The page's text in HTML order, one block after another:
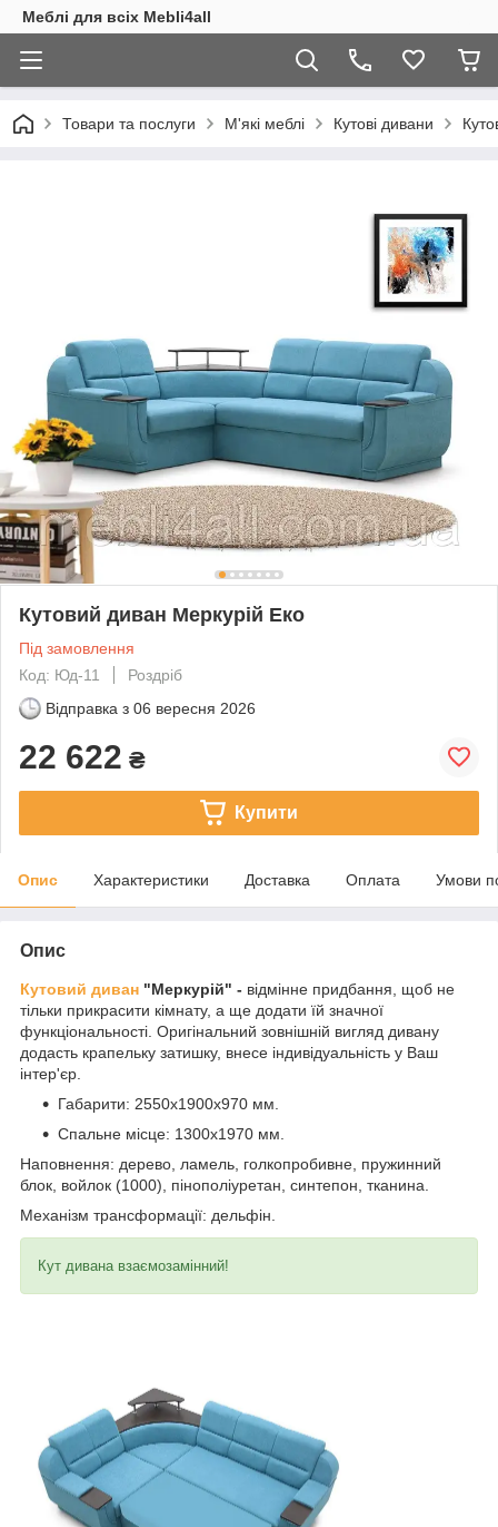
Меблі для всіх Mebli4all
Товари та послуги М'які меблі Кутові дивани
Кутовий диван Меркурій Еко
Під замовлення
Код: Юд-11
Роздріб
Відправка з 06 вересня 2026
22 622 ₴
Купити
Опис Характеристики Доставка Оплата Умови
Опис
Кутовий диван "Меркурій" - відмінне придбання, щоб не
тільки прикрасити кімнату, а ще додати їй значної
функціональності. Оригінальний зовнішній вигляд дивану
додасть крапельку затишку, внесе індивідуальність у Ваш
інтер'єр.
Габарити: 2550х1900х970 мм.
Спальне місце: 1300х1970 мм.
Наповнення: дерево, ламель, голкопробивне, пружинний
блок, войлок (1000), пінополіуретан, синтепон, тканина.
Механізм трансформації: дельфін.
Кут дивана взаємозамінний!